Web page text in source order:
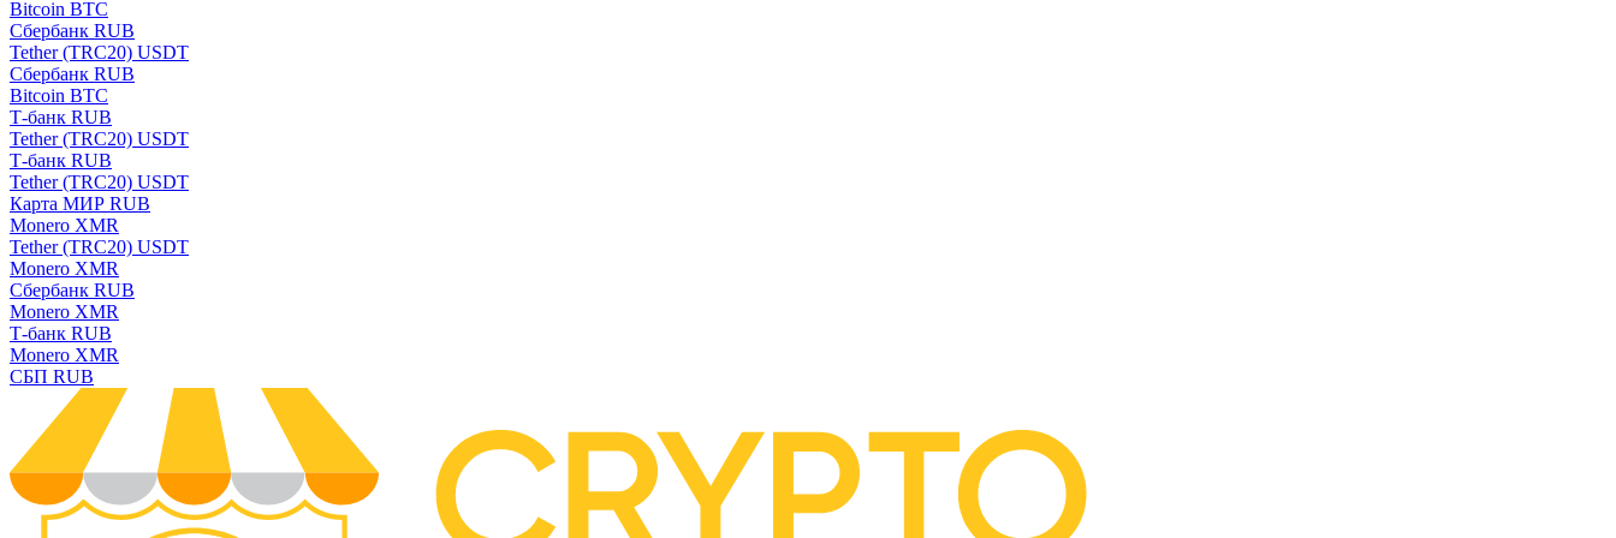
Bitcoin BTC
Сбербанк RUB
Tether (TRC20) USDT
Сбербанк RUB
Bitcoin BTC
Т-банк RUB
Tether (TRC20) USDT
Т-банк RUB
Tether (TRC20) USDT
Карта МИР RUB
Monero XMR
Tether (TRC20) USDT
Monero XMR
Сбербанк RUB
Monero XMR
Т-банк RUB
Monero XMR
СБП RUB